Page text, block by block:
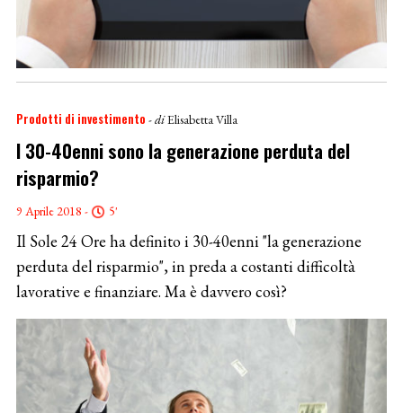
Prodotti di investimento - diElisabetta Villa
I 30-40enni sono la generazione perduta del
risparmio?
9 Aprile 2018 - 5'
Il Sole 24 Ore ha definito i 30-40enni "la generazione
perduta del risparmio", in preda a costanti difficoltà
lavorative e finanziare. Ma è davvero così?